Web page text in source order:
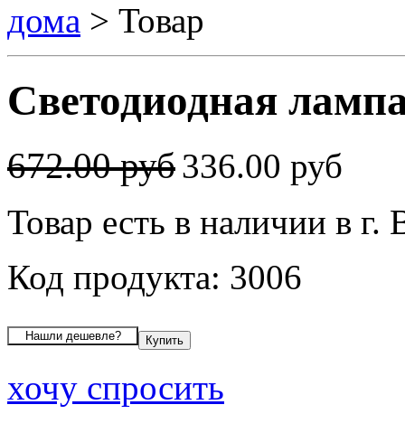
дома > Товар
Светодиодная
672.00 руб336.00 руб
Товар есть в наличии в г.
Код продукта: 3006
хочу спросить